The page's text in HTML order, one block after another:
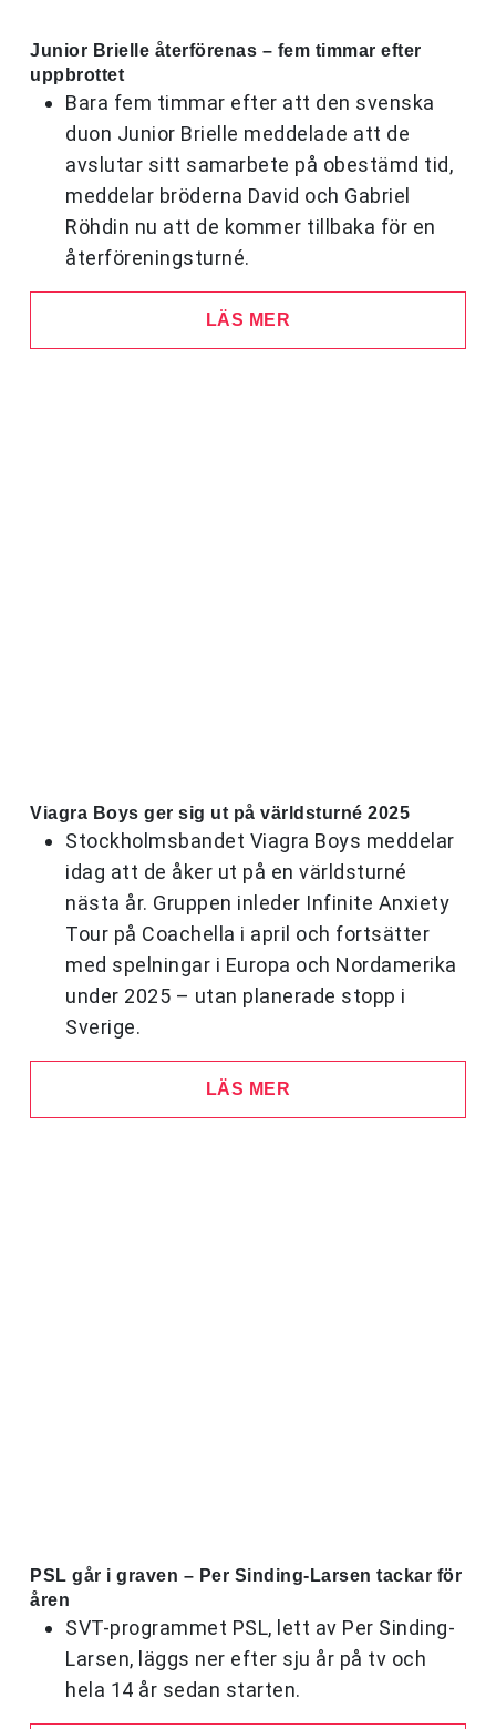
Junior Brielle återförenas – fem timmar efter
uppbrottet
Bara fem timmar efter att den svenska
duon Junior Brielle meddelade att de
avslutar sitt samarbete på obestämd tid,
meddelar bröderna David och Gabriel
Röhdin nu att de kommer tillbaka för en
återföreningsturné.
LÄS MER
Viagra Boys ger sig ut på världsturné 2025
Stockholmsbandet Viagra Boys meddelar
idag att de åker ut på en världsturné
nästa år. Gruppen inleder Infinite Anxiety
Tour på Coachella i april och fortsätter
med spelningar i Europa och Nordamerika
under 2025 – utan planerade stopp i
Sverige.
LÄS MER
PSL går i graven – Per Sinding-Larsen tackar för
åren
SVT-programmet PSL, lett av Per Sinding-
Larsen, läggs ner efter sju år på tv och
hela 14 år sedan starten.